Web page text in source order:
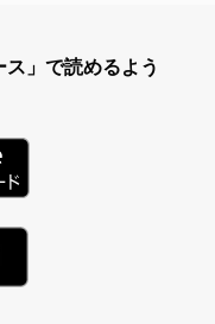
」で読めるよう